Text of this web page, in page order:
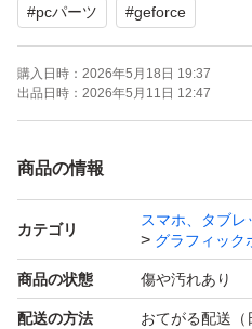
#pcパーツ #geforce
購入日時： 2026年5月18日 19:37
出品日時： 2026年5月11日 12:47
商品の情報
カテゴリ
スマホ、タブレ
グラフィック
商品の状態 傷や汚れあり
配送の方法 おてがる配送（